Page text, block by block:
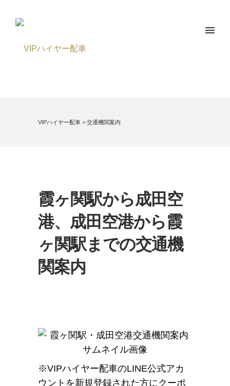
VIPハイヤー配車 > 交通機関案内
霞ヶ関駅から成田空
港、成田空港から霞
ヶ関駅までの交通機
関案内
※VIPハイヤー配車のLINE公式アカ
ウントを新規登録された方にクーポ